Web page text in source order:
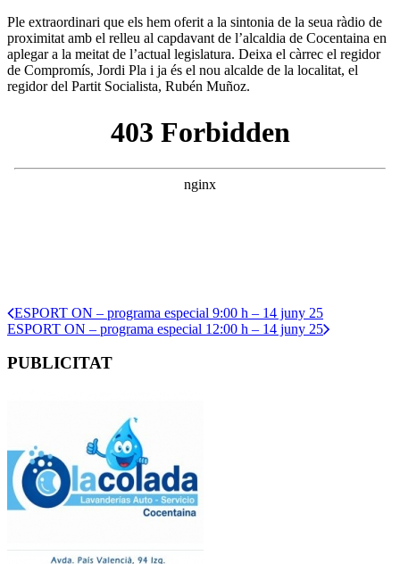
Ple extraordinari que els hem oferit a la sintonia de la seua ràdio de
proximitat amb el relleu al capdavant de l’alcaldia de Cocentaina en
aplegar a la meitat de l’actual legislatura. Deixa el càrrec el regidor
de Compromís, Jordi Pla i ja és el nou alcalde de la localitat, el
regidor del Partit Socialista, Rubén Muñoz.
ESPORT ON – programa especial 9:00 h – 14 juny 25
ESPORT ON – programa especial 12:00 h – 14 juny 25
PUBLICITAT